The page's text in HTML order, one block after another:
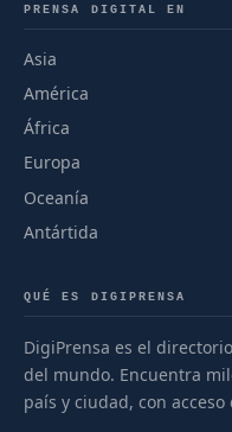
PRENSA DIGITAL EN
Asia
América
África
Europa
Oceanía
Antártida
QUÉ ES DIGIPRENSA
DigiPrensa es el
del mundo. Encuentra
país y ciudad, con